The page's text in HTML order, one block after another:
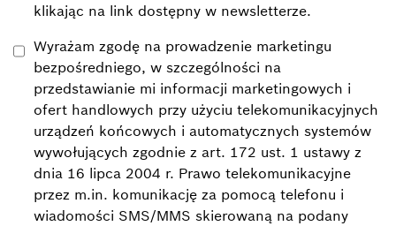
klikając na link dostępny w newsletterze.
Wyrażam zgodę na prowadzenie marketingu
bezpośredniego, w szczególności na
przedstawianie mi informacji marketingowych i
ofert handlowych przy użyciu telekomunikacyjnych
urządzeń końcowych i automatycznych systemów
wywołujących zgodnie z art. 172 ust. 1 ustawy z
dnia 16 lipca 2004 r. Prawo telekomunikacyjne
przez m.in. komunikację za pomocą telefonu i
wiadomości SMS/MMS skierowaną na podany